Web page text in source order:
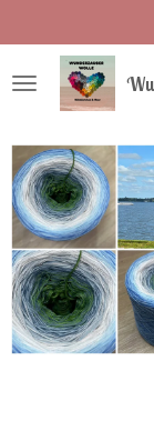
Hauptinhalt
springen